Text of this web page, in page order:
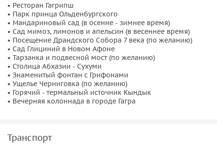
для въезда в Абхазию. Уточняйте информацию
перед бронированием.
Обратите внимание!С января 2026 года дети до 14 лет
смогут пересекать границу России и Абхазии только по
заграничному паспорту. Дети старше 14 лет смогут
пересекать границу по внутреннему или заграничному
паспорту. Свидетельство о рождении перестанет быть
действительным документом для выезда из страны.
16:30
Горячий источник Кындыг
19:30
Вечерняя колоннада в городе Гагра
20:15
Возвращение в Россию
• Ресторан Гагрипш
• Парк принца Ольденбургского
• Мандариновый сад (в осенне - зимнее время)
• Сад мимоз, лимонов и апельсин (в весеннее время)
• Посещение Драндского Собора 7 века (по желанию)
• Сад Глициний в Новом Афоне
• Тарзанка и подвесной мост (по желанию)
• Столица Абхазии - Сухуми
• Знаменитый фонтан с Грифонами
• Ущелье Черниговка (по желанию)
• Горячий - термальный источник Кындык
• Вечерняя колоннада в городе Гагра
Транспорт